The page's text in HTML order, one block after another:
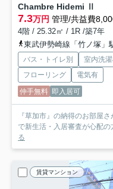
Chambre Hidemi Ⅱ
7.3万円 管理/共益費
4階 / 25.32㎡ / 1R /築7年
東武伊勢崎線「竹ノ塚」
バス・トイレ別 室内洗
フローリング
電気有
仲手無料 即入居可
『草加市』の納得のお部屋
で新生活・入居審査が心配の
る
賃貸マンション